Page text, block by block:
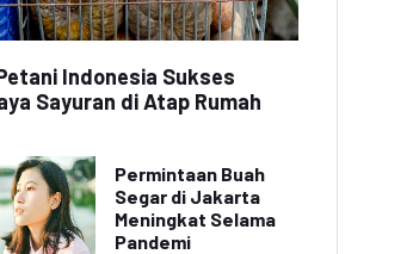
Indonesia Sukses
Sayuran di Atap Rumah
Permintaan Buah
Segar di Jakarta
Meningkat Selama
Pandemi